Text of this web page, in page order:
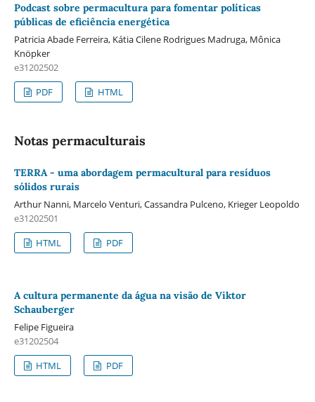
Podcast sobre permacultura para fomentar políticas
públicas de eficiência energética
Patricia Abade Ferreira, Kátia Cilene Rodrigues Madruga, Mônica
Knöpker
e31202502
PDF
HTML
Notas permaculturais
TERRA - uma abordagem permacultural para resíduos
sólidos rurais
Arthur Nanni, Marcelo Venturi, Cassandra Pulceno, Krieger Leopoldo
e31202501
HTML
PDF
A cultura permanente da água na visão de Viktor
Schauberger
Felipe Figueira
e31202504
HTML
PDF